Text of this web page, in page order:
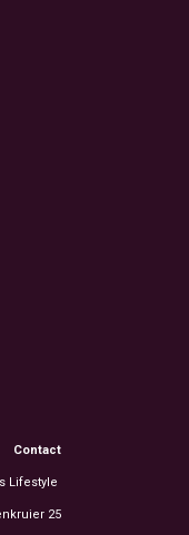
Contact
Lifestyle
25